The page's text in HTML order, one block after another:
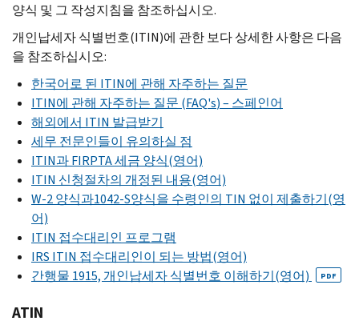
양식 및 그 작성지침을 참조하십시오.
개인납세자 식별번호(ITIN)에 관한 보다 상세한 사항은 다음
을 참조하십시오:
한국어로 된 ITIN에 관해 자주하는 질문
ITIN에 관해 자주하는 질문 (FAQ's) – 스페인어
해외에서 ITIN 발급받기
세무 전문인들이 유의하실 점
ITIN과FIRPTA세금 양식(영어)
ITIN 신청절차의 개정된 내용(영어)
W-2 양식과1042-S양식을 수령인의 TIN 없이 제출하기(영
어)
ITIN 접수대리인 프로그램
IRS ITIN 접수대리인이 되는 방법(영어)
간행물 1915, 개인납세자 식별번호 이해하기(영어)
PDF
ATIN